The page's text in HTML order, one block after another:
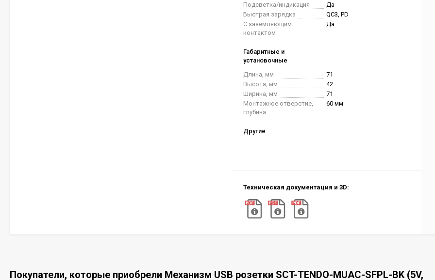
Подсветка/индикация
Да
Быстрая зарядка
QC3, PD
С заземляющим
контактом
Да
Габаритные и
установочные
Длина, мм
71
Высота, мм
42
Ширина, мм
71
Монтажное отверстие,
глубина
60 мм
Другие
Техническая документация и 3D:
Покупатели, которые приобрели Механизм USB розетки SCT-TENDO-MUAC-SFPL-BK (5V,